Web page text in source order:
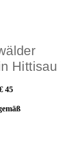
Hittisau